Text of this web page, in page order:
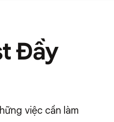
Đầy
việc cần làm